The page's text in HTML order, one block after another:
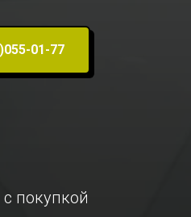
01-77
покупкой